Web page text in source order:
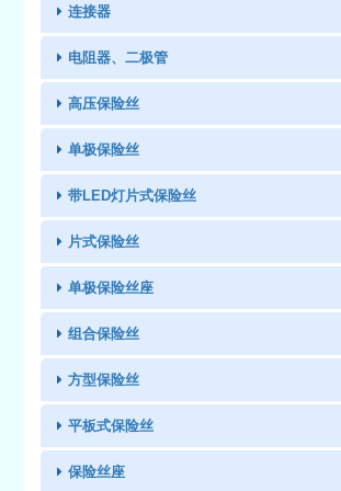
连接器
电阻器、二极管
高压保险丝
单极保险丝
带LED灯片式保险丝
片式保险丝
单极保险丝座
组合保险丝
方型保险丝
平板式保险丝
保险丝座